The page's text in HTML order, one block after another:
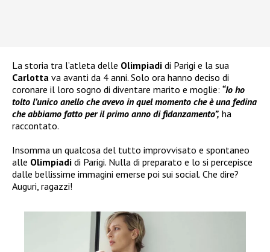
La storia tra l’atleta delle Olimpiadi di Parigi e la sua
Carlotta va avanti da 4 anni. Solo ora hanno deciso di
coronare il loro sogno di diventare marito e moglie: “Io ho
tolto l’unico anello che avevo in quel momento che è una fedina
che abbiamo fatto per il primo anno di fidanzamento”, ha
raccontato.
Insomma un qualcosa del tutto improvvisato e spontaneo
alle Olimpiadi di Parigi. Nulla di preparato e lo si percepisce
dalle bellissime immagini emerse poi sui social. Che dire?
Auguri, ragazzi!